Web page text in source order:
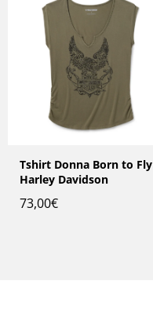
Tshirt Donna Born to Fly
Harley Davidson
73,00€